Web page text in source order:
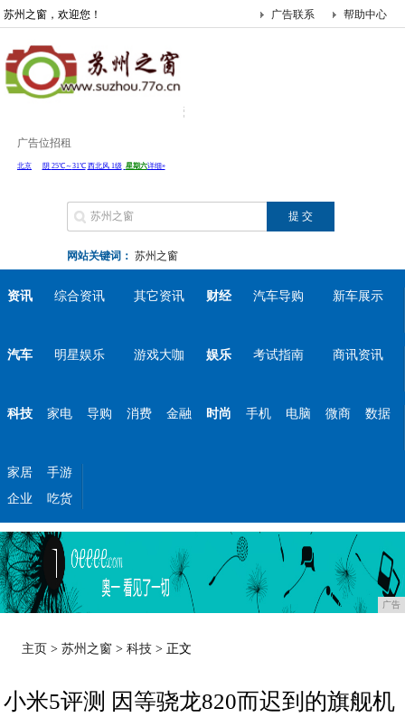
苏州之窗，欢迎您！ 帮助中心
广告联系
广告位招租
网站关键词： 苏州之窗
资讯 综合资讯 其它资讯 财经 汽车导购 新车展示
汽车 明星娱乐 游戏大咖 娱乐 考试指南 商讯资讯
科技 家电 导购 消费 金融 时尚 手机 电脑 微商 数据
家居
手游
企业
吃货
广告
主页 >苏州之窗 >科技 > 正文
小米5评测 因等骁龙820而迟到的旗舰机